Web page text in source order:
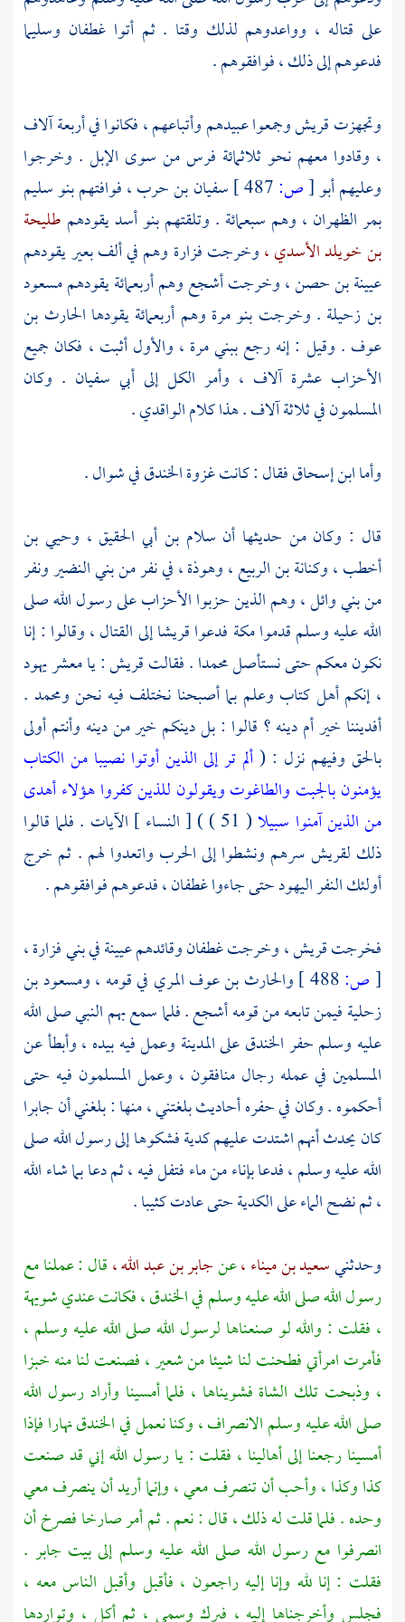
على قتاله ، وواعدوهم لذلك وقتا . ثم أتوا غطفان وسليما
فدعوهم إلى ذلك ، فوافقوهم .
وتجهزتقريشوجمعوا عبيدهم وأتباعهم ، فكانوا في أربعة آلاف
، وقادوا معهم نحو ثلاثمائة فرس من سوى الإبل . وخرجوا
وعليهمأبو[ص: سفيان بن حرب ،فوافتهمبنو سليم
بمر الظهران ، وهم سبعمائة . وتلقتهمبنو أسديقودهم طليحة
بن خويلد الأسدي ،وخرجتفزارة وهم في ألف بعير يقودهم
عيينة بن حصن ،وخرجتأشجعوهم أربعمائة يقودهممسعود
بن زحيلة . وخرجت بنو مرة وهم أربعمائة يقودها الحارث بن
عوف . وقيل : إنه رجعببني مرة ، والأول أثبت ، فكان جميع
الأحزاب عشرة آلاف ، وأمر الكل إلى أبي سفيان . وكان
المسلمون في ثلاثة آلاف . هذا كلامالواقدي.
وأماابن إسحاقفقال : كانت غزوة الخندق في شوال .
قال : وكان من حديثها أن سلام بن أبي الحقيق ، وحيي بن
أخطب ،وكنانة بن الربيع ،وهوذة ،في نفر منبني النضيرونفر
منبني وائل ،وهم الذين حزبوا الأحزاب على رسول الله صلى
الله عليه وسلم قدموامكة فدعواقريشاإلى القتال ، وقالوا : إنا
نكون معكم حتى نستأصلمحمدا. فقالتقريش: يا معشر يهود
، إنكم أهل كتاب وعلم بما أصبحنا نختلف فيه نحنومحمد .
أفديننا خير أم دينه ؟ قالوا : بل دينكم خير من دينه وأنتم أولى
بالحق وفيهم نزل : (ألم تر إلى الذين أوتوا نصيبا من الكتاب
يؤمنون بالجبت والطاغوت ويقولون للذين كفروا هؤلاء أهدى
من الذين آمنوا سبيلا
( 51 ) ) [ النساء ] الآيات . فلما قالوا
ذلك لقريشسرهم ونشطوا إلى الحرب واتعدوا لهم . ثم خرج
أولئك النفر اليهود حتى جاءواغطفان ،فدعوهم فوافقوهم .
فخرجتقريش ،وخرجتغطفانوقائدهمعيينةفيبني فزارة ،
[ص: والحارث بن عوف المري في قومه ،ومسعود بن
زحليةفيمن تابعه من قومه أشجع . فلما سمع بهم النبي صلى الله
عليه وسلم حفر الخندق علىالمدينة وعمل فيه بيده ، وأبطأ عن
المسلمين في عمله رجال منافقون ، وعمل المسلمون فيه حتى
أحكموه . وكان في حفره أحاديث بلغتني ، منها : بلغني أنجابرا
كان يحدث أنهم اشتدت عليهم كدية فشكوها إلى رسول الله صلى
الله عليه وسلم ، فدعا بإناء من ماء فتفل فيه ، ثم دعا بما شاء الله
، ثم نضح الماء على الكدية حتى عادت كثيبا .
وحدثنيسعيد بن ميناء ،عنجابر بن عبد الله ،قال : عملنا مع
رسول الله صلى الله عليه وسلم في الخندق ، فكانت عندي شويهة
، فقلت : والله لو صنعناها لرسول الله صلى الله عليه وسلم ،
فأمرت امرأتي فطحنت لنا شيئا من شعير ، فصنعت لنا منه خبزا
، وذبحت تلك الشاة فشويناها ، فلما أمسينا وأراد رسول الله
صلى الله عليه وسلم الانصراف ، وكنا نعمل في الخندق نهارا فإذا
أمسينا رجعنا إلى أهالينا ، فقلت : يا رسول الله إني قد صنعت
كذا وكذا ، وأحب أن تنصرف معي ، وإنما أريد أن ينصرف معي
وحده . فلما قلت له ذلك ، قال : نعم . ثم أمر صارخا فصرخ أن
انصرفوا مع رسول الله صلى الله عليه وسلم إلى بيت جابر .
فقلت : إنا لله وإنا إليه راجعون ، فأقبل وأقبل الناس معه ،
فجلس وأخرجناها إليه ، فبرك وسمى ، ثم أكل ، وتواردها